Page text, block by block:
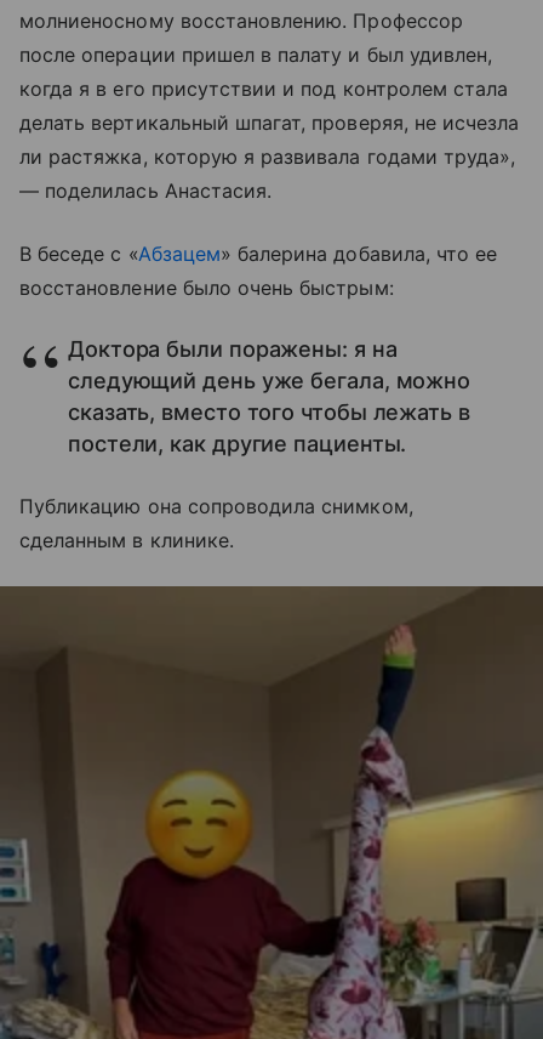
молниеносному восстановлению. Профессор
после операции пришел в палату и был удивлен,
когда я в его присутствии и под контролем стала
делать вертикальный шпагат, проверяя, не исчезла
ли растяжка, которую я развивала годами труда»,
— поделилась Анастасия.
В беседе с «Абзацем» балерина добавила, что ее
восстановление было очень быстрым:
Доктора были поражены: я на
следующий день уже бегала, можно
сказать, вместо того чтобы лежать в
постели, как другие пациенты.
Публикацию она сопроводила снимком,
сделанным в клинике.